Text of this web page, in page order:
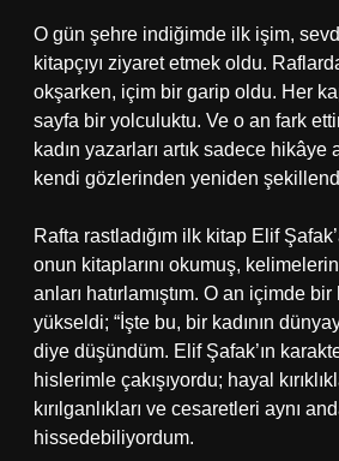
O gün şehre indiğimde ilk işim,
kitapçıyı ziyaret etmek oldu.
okşarken, içim bir garip oldu. Her
sayfa bir yolculuktu. Ve o an fark
kadın yazarları artık sadece hikâye
kendi gözlerinden yeniden
Rafta rastladığım ilk kitap Elif
onun kitaplarını okumuş,
anları hatırlamıştım. O an içimde
yükseldi; “İşte bu, bir kadının
diye düşündüm. Elif Şafak’ın
hislerimle çakışıyordu; hayal
kırılganlıkları ve cesaretleri aynı
hissedebiliyordum.